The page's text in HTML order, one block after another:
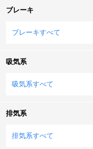
ブレーキ
ブレーキすべて
吸気系
吸気系すべて
排気系
排気系すべて